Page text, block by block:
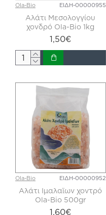
Ola-Bio ΕΙΔΗ-00000955
Αλάτι Μεσολογγίου
χονδρό Ola-Bio 1kg
1,50€
Ola-Bio ΕΙΔΗ-00000952
Αλάτι Ιμαλαϊων χοντρό
Ola-Bio 500gr
1,60€